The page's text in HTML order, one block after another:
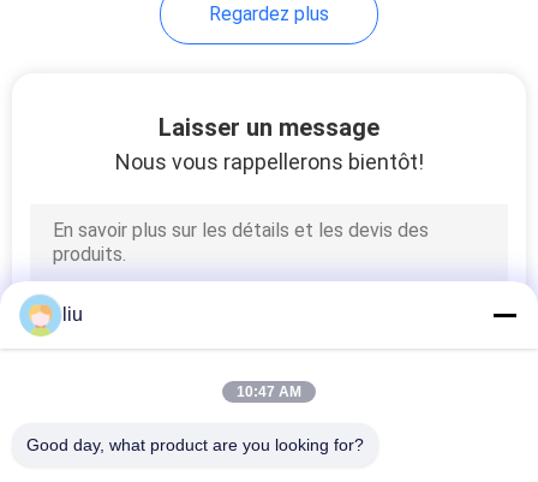
machine à simple
machine d'extrusion
de câble
Regardez plus
Laisser un message
Nous vous rappellerons bientôt!
liu
10:47 AM
Good day, what product are you looking for?